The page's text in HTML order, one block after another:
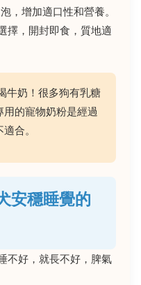
，增加適口性和營養。
擇，開封即食，質地適
牛奶！很多狗有乳糖
的寵物奶粉是經過
合。
安穩睡覺的
不好，就長不好，脾氣